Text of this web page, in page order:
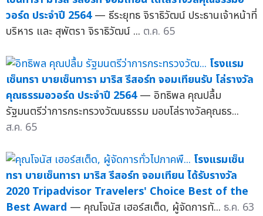
วอร์ด ประจำปี 2564 — ธีระยุทธ จิราธิวัฒน์ ประธานเจ้าหน้าที่
บริหาร และ สุพัตรา จิราธิวัฒน์ ... ต.ค. 65
โรงแรม
เซ็นทรา บายเซ็นทารา มาริส รีสอร์ท จอมเทียนรับ โล่รางวัล
คุณธรรมอวอร์ด ประจำปี 2564 — อิทธิพล คุณปลื้ม
รัฐมนตรีว่าการกระทรวงวัฒนธรรม มอบโล่รางวัลคุณธร...
ส.ค. 65
โรงแรมเซ็น
ทรา บายเซ็นทารา มาริส รีสอร์ท จอมเทียน ได้รับรางวัล
2020 Tripadvisor Travelers' Choice Best of the
Best Award — คุณโจนัส เฮอร์สเต็ด, ผู้จัดการทั... ธ.ค. 63